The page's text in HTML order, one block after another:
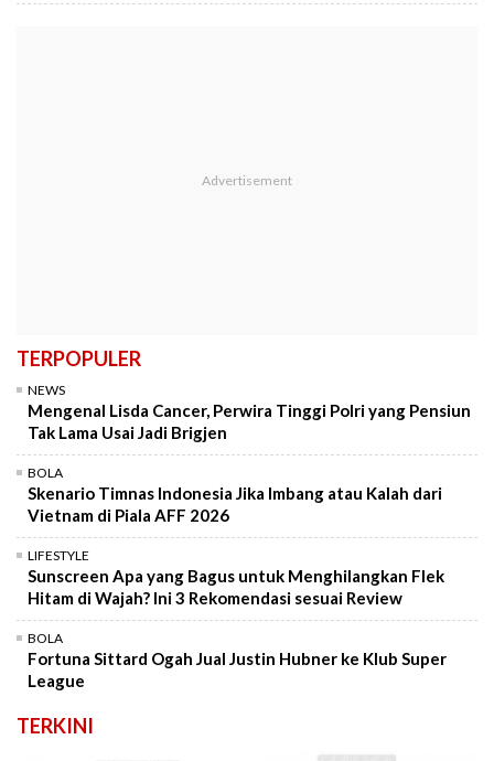
TERPOPULER
NEWS
Mengenal Lisda Cancer, Perwira Tinggi Polri yang Pensiun
Tak Lama Usai Jadi Brigjen
BOLA
Skenario Timnas Indonesia Jika Imbang atau Kalah dari
Vietnam di Piala AFF 2026
LIFESTYLE
Sunscreen Apa yang Bagus untuk Menghilangkan Flek
Hitam di Wajah? Ini 3 Rekomendasi sesuai Review
BOLA
Fortuna Sittard Ogah Jual Justin Hubner ke Klub Super
League
TERKINI